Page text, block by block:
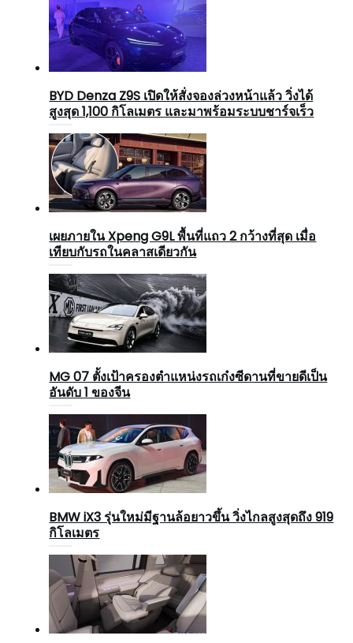
BYD Denza Z9S เปิดให้สั่งจองล่วงหน้าแล้ว วิ่งได้
สูงสุด 1,100 กิโลเมตร และมาพร้อมระบบชาร์จเร็ว
เผยภายใน Xpeng G9L พื้นที่แถว 2 กว้างที่สุด เมื่อ
เทียบกับรถในคลาสเดียวกัน
MG 07 ตั้งเป้าครองตำแหน่งรถเก๋งซีดานที่ขายดีเป็น
อันดับ 1 ของจีน
BMW iX3 รุ่นใหม่มีฐานล้อยาวขึ้น วิ่งไกลสูงสุดถึง 919
กิโลเมตร